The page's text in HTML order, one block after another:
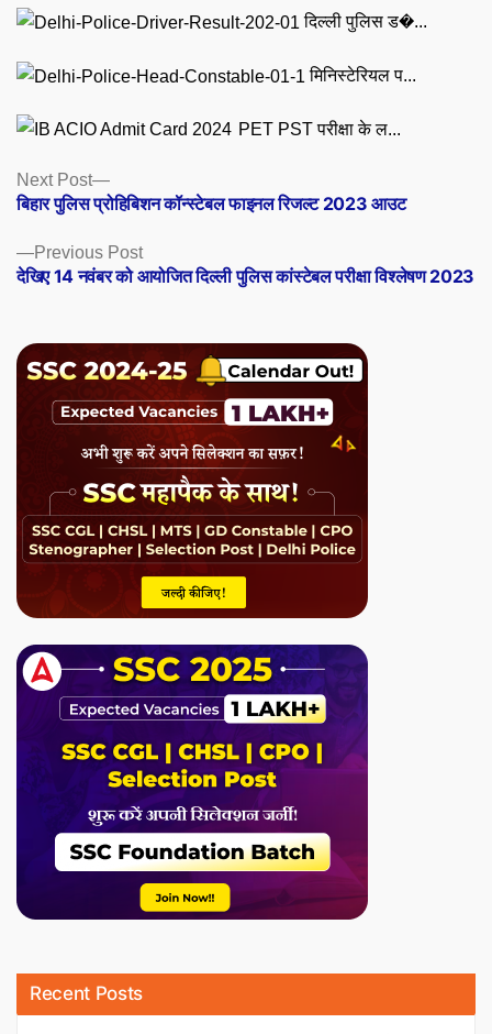
दिल्ली पुलिस ड�...
मिनिस्टेरियल प...
PET PST परीक्षा के ल...
Posts
navigation
Previous PostPrevious
post:
देखिए 14 नवंबर को आयोजित दिल्ली पुलिस कांस्टेबल परीक्षा विश्लेषण 2023
Next Post
Next
post:
बिहार पुलिस प्रोहिबिशन कॉन्स्टेबल फाइनल रिजल्ट 2023 आउट
Recent Posts